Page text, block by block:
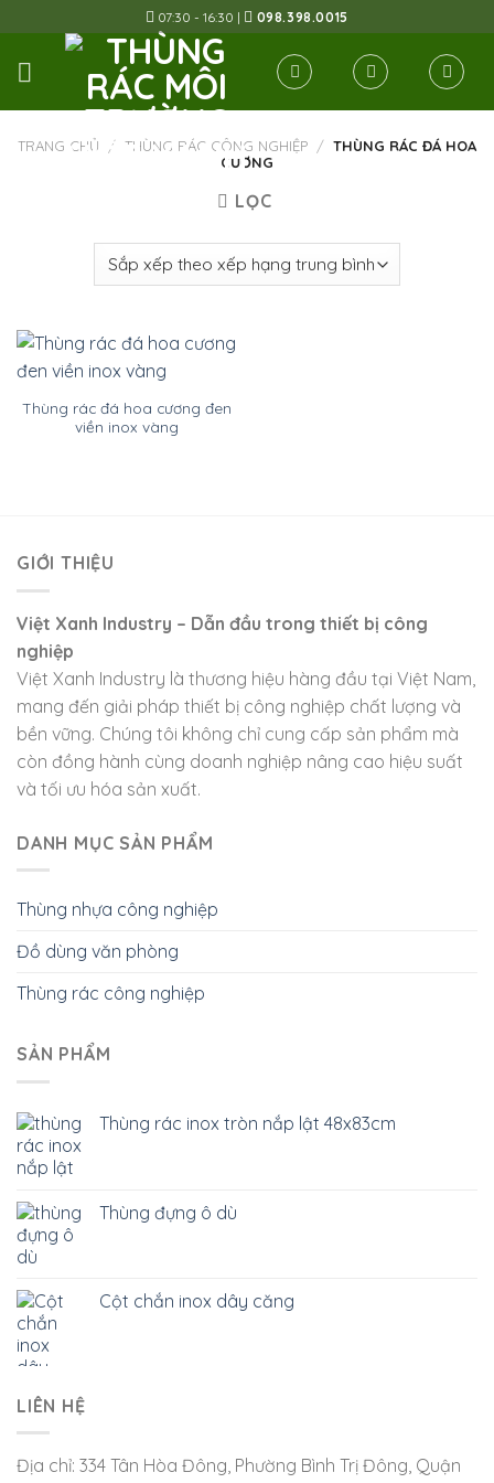
to
content
07:30 - 16:30 | 098.398.0015
TRANG CHỦ / THÙNG RÁC CÔNG NGHIỆP / THÙNG RÁC ĐÁ HOA
CƯƠNG
LỌC
Thùng rác đá hoa cương đen
viền inox vàng
GIỚI THIỆU
Việt Xanh Industry – Dẫn đầu trong thiết bị công
nghiệp
Việt Xanh Industry là thương hiệu hàng đầu tại Việt Nam,
mang đến giải pháp thiết bị công nghiệp chất lượng và
bền vững. Chúng tôi không chỉ cung cấp sản phẩm mà
còn đồng hành cùng doanh nghiệp nâng cao hiệu suất
và tối ưu hóa sản xuất.
DANH MỤC SẢN PHẨM
Thùng nhựa công nghiệp
Đồ dùng văn phòng
Thùng rác công nghiệp
SẢN PHẨM
Thùng rác inox tròn nắp lật 48x83cm
Thùng đựng ô dù
Cột chắn inox dây căng
LIÊN HỆ
Địa chỉ: 334 Tân Hòa Đông, Phường Bình Trị Đông, Quận